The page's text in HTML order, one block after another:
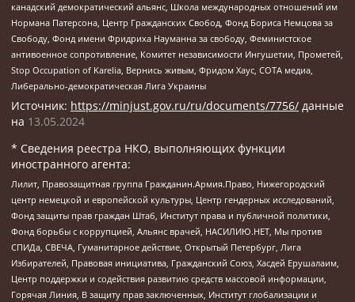
канадский демократический альянс, Школа международных отношений им
Нормана Патерсона, Центр Гражданских Свобод, Фонд Бориса Немцова за
Свободу, Фонд имени Фридриха Науманна за свободу, Феминистское
антивоенное сопротивление, Комитет независимости Ингушетии, Прометей,
Stop Occupation of Karelia, Вернись живым, Фридом Хаус, СОТА медиа,
Либерально-демократическая Лига Украины
Источник: https://minjust.gov.ru/ru/documents/7756/ данные
на 13.05.2024
* Сведения реестра НКО, выполняющих функции
иностранного агента:
Лилит, Правозащитная группа Гражданин.Армия.Право, Нижегородский
центр немецкой и европейской культуры, Центр гендерных исследований,
Фонд защиты прав граждан Штаб, Институт права и публичной политики,
Фонд борьбы с коррупцией, Альянс врачей, НАСИЛИЮ.НЕТ, Мы против
СПИДа, СВЕЧА, Гуманитарное действие, Открытый Петербург, Лига
Избирателей, Правовая инициатива, Гражданский Союз, Хасдей Ерушалаим,
Центр поддержки и содействия развитию средств массовой информации,
Горячая Линия, В защиту прав заключенных, Институт глобализации и